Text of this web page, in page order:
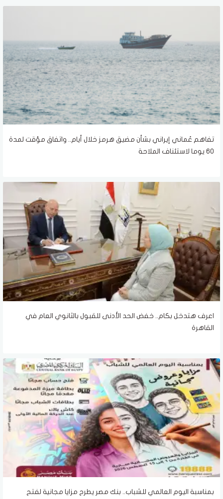
تفاهم عُماني إيراني بشأن مضيق هرمز خلال أيام.. واتفاق مؤقت لمدة
60 يوما لاستئناف الملاحة
اعرف هتدخل بكام.. خفض الحد الأدنى للقبول بالثانوي العام في
القاهرة
بمناسبة اليوم العالمي للشباب.. بنك مصر يطرح مزايا مجانية لفتح